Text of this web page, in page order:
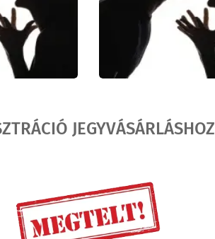
JEGYVÁSÁRLÁSHOZ